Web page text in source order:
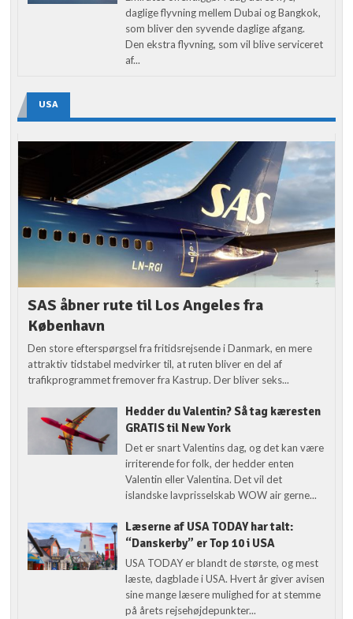
daglige flyvning mellem Dubai og Bangkok,
som bliver den syvende daglige afgang.
Den ekstra flyvning, som vil blive serviceret
af...
USA
SAS åbner rute til Los Angeles fra
København
Den store efterspørgsel fra fritidsrejsende i Danmark, en mere
attraktiv tidstabel medvirker til, at ruten bliver en del af
trafikprogrammet fremover fra Kastrup. Der bliver seks...
Hedder du Valentin? Så tag kæresten
GRATIS til New York
Det er snart Valentins dag, og det kan være
irriterende for folk, der hedder enten
Valentin eller Valentina. Det vil det
islandske lavprisselskab WOW air gerne...
Læserne af USA TODAY har talt:
“Danskerby” er Top 10 i USA
USA TODAY er blandt de største, og mest
læste, dagblade i USA. Hvert år giver avisen
sine mange læsere mulighed for at stemme
på årets rejsehøjdepunkter...